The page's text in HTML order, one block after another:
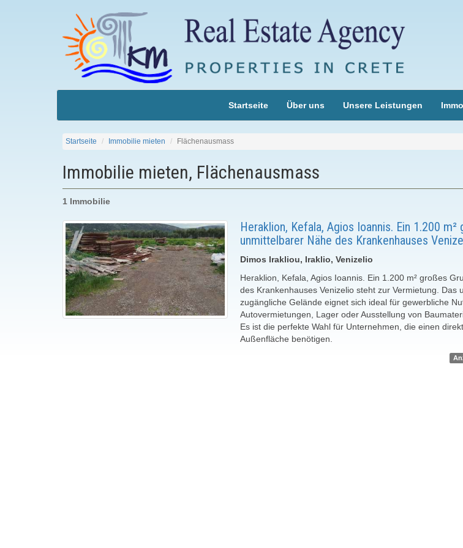
Startseite Über uns Unsere Leistungen
Startseite Immobilie mieten Flächenausmass
Immobilie mieten, Flächenausmass
1 Immobilie
Heraklion, Kefala, Agios Ioannis. Ein 1.200 m²
unmittelbarer Nähe des Krankenhauses
Dimos Irakliou, Iraklio, Venizelio
Heraklion, Kefala, Agios Ioannis. Ein 1.200 m² großes
des Krankenhauses Venizelio steht zur Vermietung. Das
zugängliche Gelände eignet sich ideal für gewerbliche
Autovermietungen, Lager oder Ausstellung von
Es ist die perfekte Wahl für Unternehmen, die einen
Außenfläche benötigen.